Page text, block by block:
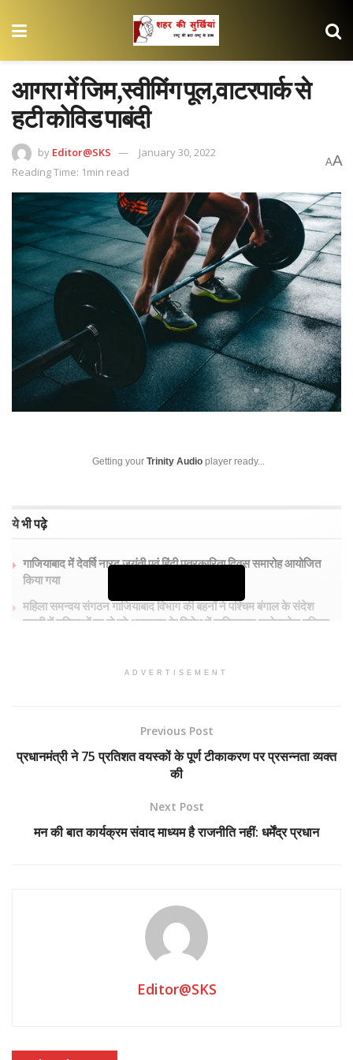
आगरा में जिम,स्वीमिंग पूल,वाटरपार्क से
हटी कोविड पाबंदी
by Editor@SKS
January 30, 2022
Reading Time: 1min read
AA
Getting your Trinity Audio player ready...
ये भी पढ़े
गाजियाबाद में देवर्षि नारद जयंती एवं हिंदी पत्रकारिता दिवस समारोह आयोजित
किया गया
महिला समन्वय संगठन गाजियाबाद विभाग की बहनों ने पश्चिम बंगाल के संदेश
खाली में महिलाओं पर हो रहे अत्याचार के विरोध में गाजियाबाद कलेक्ट्रेट परिसर
आगरा,30 जनवरी। आगरा में रविवार से जिम, स्विमिंग पूल, वाटर पार्क पर
आगरा में कोरोना की तीसरी लहर से लगातार राहत मिल रही है, एक्टिव केस
हर दिन कम हो रहे हैं। आगरा में कोरोना के नये केस कम मिल रहे हैं जबकि
ठीक होने वालों की संख्या अधिक है। रविवार को आगरा में कोरोना के एक्टिव
एक्टिव केस होने पर लगी जिम, स्विमिंग पूल और वाटरपार्क से पाबंदियां हटा दी
केसेज होने के दृष्टिगत लागू की गई व्यवस्था आज दिनांक 30 जनवरी 2022
ADVERTISEMENT
Previous Post
प्रधानमंत्री ने 75 प्रतिशत वयस्कों के पूर्ण टीकाकरण पर प्रसन्नता व्यक्त
की
Next Post
मन की बात कार्यक्रम संवाद माध्यम है राजनीति नहीं: धर्मेंद्र प्रधान
Editor@SKS